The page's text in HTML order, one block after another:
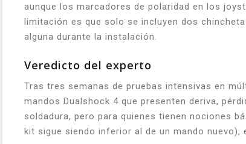
aunque los marcadores de polaridad en los
limitación es que solo se incluyen dos
alguna durante la instalación.
Veredicto del experto
Tras tres semanas de pruebas intensivas en
mandos Dualshock 4 que presenten deriva,
soldadura, pero para quienes tienen nociones
kit sigue siendo inferior al de un mando